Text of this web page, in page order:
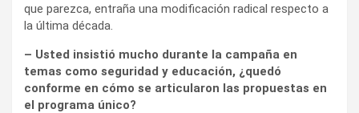
que parezca, entraña una modificación radical respecto a
la última década.
– Usted insistió mucho durante la campaña en
temas como seguridad y educación, ¿quedó
conforme en cómo se articularon las propuestas en
el programa único?